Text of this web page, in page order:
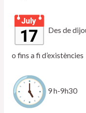
Des de
o fins a fi d’existències
9 h-9h30